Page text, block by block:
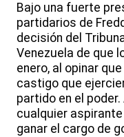
Bajo una fuerte
partidarios de
decisión del
Venezuela de que
enero, al opinar
castigo que
partido en el
cualquier
ganar el cargo de